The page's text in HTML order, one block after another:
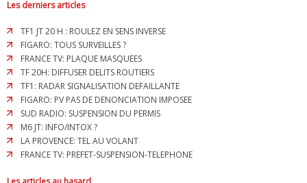
Les derniers articles
TF1 JT 20 H : ROULEZ EN SENS INVERSE
FIGARO: TOUS SURVEILLES ?
FRANCE TV: PLAQUE MASQUEES
TF 20H: DIFFUSER DELITS ROUTIERS
TF1: RADAR SIGNALISATION DEFAILLANTE
FIGARO: PV PAS DE DENONCIATION IMPOSEE
SUD RADIO: SUSPENSION DU PERMIS
M6 JT: INFO/INTOX ?
LA PROVENCE: TEL AU VOLANT
FRANCE TV: PREFET-SUSPENSION-TELEPHONE